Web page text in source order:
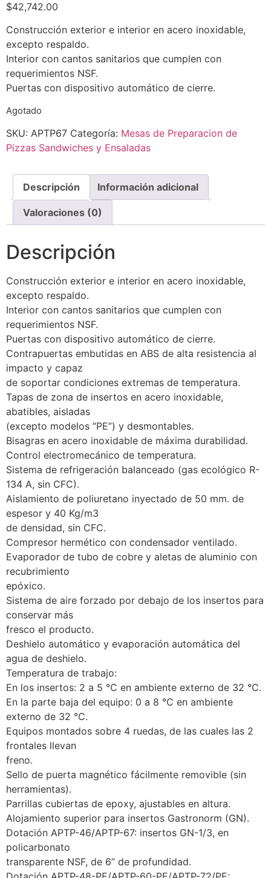
$42,742.00
Construcción exterior e interior en acero inoxidable,
excepto respaldo.
Interior con cantos sanitarios que cumplen con
requerimientos NSF.
Puertas con dispositivo automático de cierre.
Agotado
SKU: APTP67 Categoría: Mesas de Preparacion de
Pizzas Sandwiches y Ensaladas
Descripción Información adicional
Valoraciones (0)
Descripción
Construcción exterior e interior en acero inoxidable,
excepto respaldo.
Interior con cantos sanitarios que cumplen con
requerimientos NSF.
Puertas con dispositivo automático de cierre.
Contrapuertas embutidas en ABS de alta resistencia al
impacto y capaz
de soportar condiciones extremas de temperatura.
Tapas de zona de insertos en acero inoxidable,
abatibles, aisladas
(excepto modelos “PE”) y desmontables.
Bisagras en acero inoxidable de máxima durabilidad.
Control electromecánico de temperatura.
Sistema de refrigeración balanceado (gas ecológico R-
134 A, sin CFC).
Aislamiento de poliuretano inyectado de 50 mm. de
espesor y 40 Kg/m3
de densidad, sin CFC.
Compresor hermético con condensador ventilado.
Evaporador de tubo de cobre y aletas de aluminio con
recubrimiento
epóxico.
Sistema de aire forzado por debajo de los insertos para
conservar más
fresco el producto.
Deshielo automático y evaporación automática del
agua de deshielo.
Temperatura de trabajo:
En los insertos: 2 a 5 °C en ambiente externo de 32 °C.
En la parte baja del equipo: 0 a 8 °C en ambiente
externo de 32 °C.
Equipos montados sobre 4 ruedas, de las cuales las 2
frontales llevan
freno.
Sello de puerta magnético fácilmente removible (sin
herramientas).
Parrillas cubiertas de epoxy, ajustables en altura.
Alojamiento superior para insertos Gastronorm (GN).
Dotación APTP-46/APTP-67: insertos GN-1/3, en
policarbonato
transparente NSF, de 6” de profundidad.